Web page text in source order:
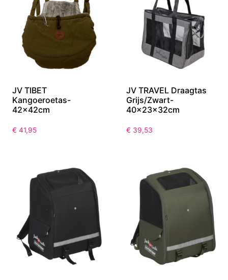
JV TIBET
Kangoeroetas-
42x42cm
€ 41,95
JV TRAVEL Draagtas
Grijs/Zwart-
40x23x32cm
€ 39,53